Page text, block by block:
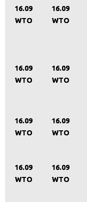
Promowane
16.09
WTO
16.09
WTO
16.09
WTO
16.09
WTO
16.09
WTO
16.09
WTO
16.09
WTO
16.09
WTO